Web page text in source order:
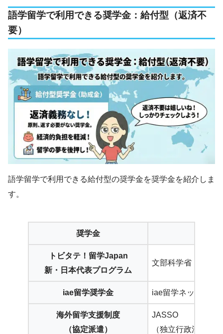
語学留学で利用できる奨学金：給付型（返済不
要）
語学留学で利用できる給付型の奨学金を奨学金を紹介しま
す。
奨学金
トビタテ！留学Japan
新・日本代表プログラム
文部科学省
iae留学奨学金 iae留学ネット
海外留学支援制度
（協定派遣）
JASSO
（独立行政法人日